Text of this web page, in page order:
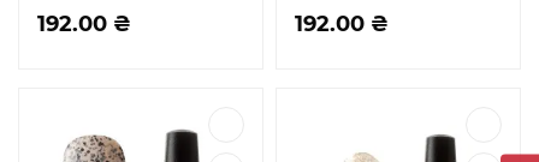
192.00 ₴ 192.00 ₴